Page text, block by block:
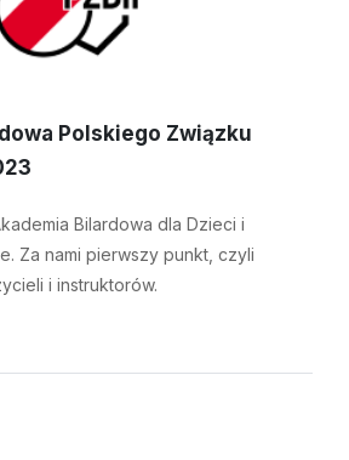
Polskiego Związku
Bilardowa dla Dzieci i
Za nami pierwszy punkt, czyli
i instruktorów.